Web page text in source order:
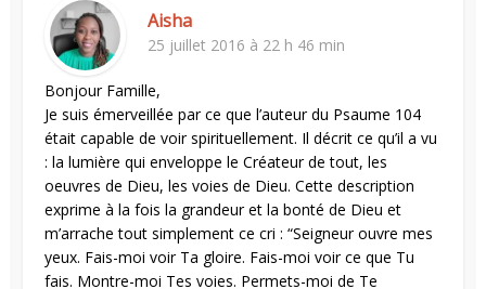
Aisha
25 juillet 2016 à 22 h 46 min
Bonjour Famille,
Je suis émerveillée par ce que l’auteur du Psaume 104
était capable de voir spirituellement. Il décrit ce qu’il a vu
: la lumière qui enveloppe le Créateur de tout, les
oeuvres de Dieu, les voies de Dieu. Cette description
exprime à la fois la grandeur et la bonté de Dieu et
m’arrache tout simplement ce cri : “Seigneur ouvre mes
yeux. Fais-moi voir Ta gloire. Fais-moi voir ce que Tu
fais. Montre-moi Tes voies. Permets-moi de Te